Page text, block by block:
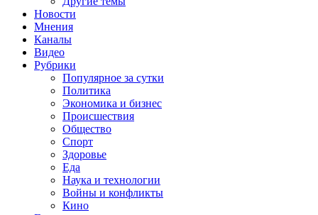
Новости
Мнения
Каналы
Видео
Рубрики
Популярное за сутки
Политика
Экономика и бизнес
Происшествия
Общество
Спорт
Здоровье
Еда
Наука и технологии
Войны и конфликты
Кино